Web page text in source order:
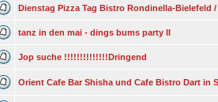
Dienstag Pizza Tag Bistro Rondinella-Bielefeld
tanz in den mai - dings bums party II
Jop suche !!!!!!!!!!!!!!Dringend
Orient Cafe Bar Shisha und Cafe Bistro Dart in